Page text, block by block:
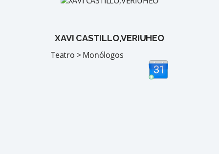
XAVI CASTILLO,VERIUHEO
Teatro > Monólogos